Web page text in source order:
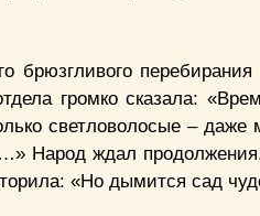
брюзгливого
громко сказала:
светловолосые –
Народ ждал
«Но дымится сад